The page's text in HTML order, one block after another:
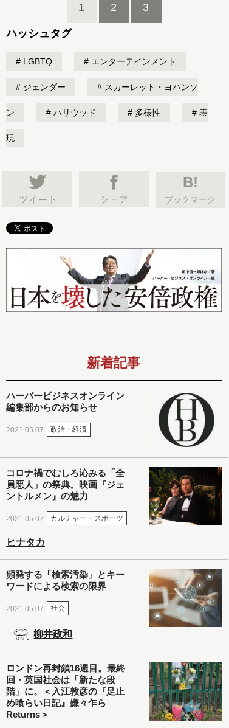
1 2 3
ハッシュタグ
LGBTQ エンターテインメント
ジェンダー スカーレット・ヨハンソ
ン ハリウッド 多様性 表
現
B!
ブックマーク
新着記事
ハーバービジネスオンライン
編集部からのお知らせ
2021.05.07 政治・経済
コロナ禍でむしろ沁みる「全
員悪人」の祭典。映画『ジェ
ントルメン』の魅力
2021.05.07 カルチャー・スポーツ
ヒナタカ
頻発する「検索汚染」とキー
ワードによる検索の限界
2021.05.07 社会
柳井政和
ロンドン再封鎖16週目。最終
回・英国社会は「新たな段
階」に。＜入江敦彦の『足止
め喰らい日記』嫌々乍ら
Returns＞